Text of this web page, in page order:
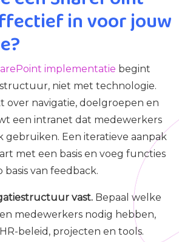
in voor jouw
implementatie begint
niet met technologie.
over navigatie, doelgroepen en
een intranet dat medewerkers
gebruiken. Een iteratieve aanpak
met een basis en voeg functies
basis van feedback.
vast. Bepaal welke
medewerkers nodig hebben,
beleid, projecten en tools.